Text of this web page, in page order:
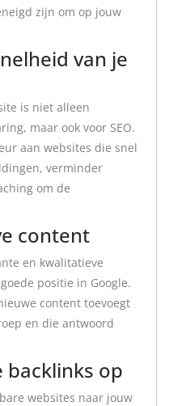
zijn om op jouw
van je
is niet alleen
maar ook voor SEO.
aan websites die snel
verminder
om de
content
en kwalitatieve
positie in Google.
content toevoegt
en die antwoord
backlinks op
websites naar jouw